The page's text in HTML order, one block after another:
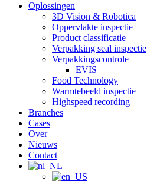
Oplossingen
3D Vision & Robotica
Oppervlakte inspectie
Product classificatie
Verpakking seal inspectie
Verpakkingscontrole
EVIS
Food Technology
Warmtebeeld inspectie
Highspeed recording
Branches
Cases
Over
Nieuws
Contact